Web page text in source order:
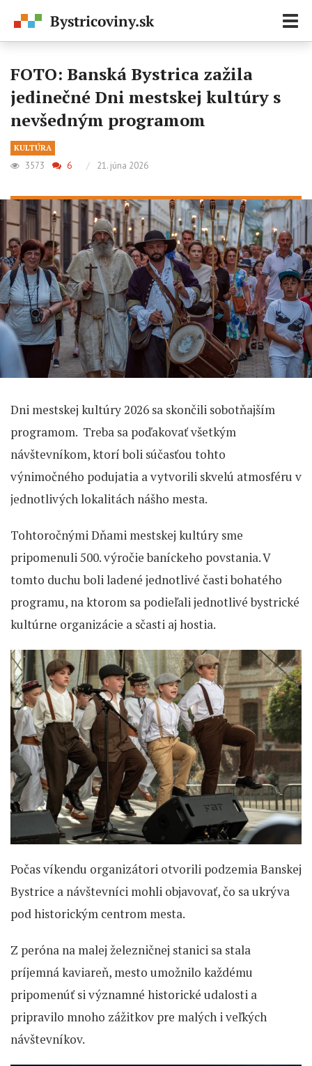
FOTO: Banská Bystrica zažila
jedinečné Dni mestskej kultúry s
nevšedným programom
KULTÚRA
3573 6 / 21. júna 2026
Dni mestskej kultúry 2026 sa skončili sobotňajším
programom. Treba sa poďakovať všetkým
návštevníkom, ktorí boli súčasťou tohto
výnimočného podujatia a vytvorili skvelú atmosféru v
jednotlivých lokalitách nášho mesta.
Tohtoročnými Dňami mestskej kultúry sme
pripomenuli 500. výročie baníckeho povstania. V
tomto duchu boli ladené jednotlivé časti bohatého
programu, na ktorom sa podieľali jednotlivé bystrické
kultúrne organizácie a sčasti aj hostia.
Počas víkendu organizátori otvorili podzemia Banskej
Bystrice a návštevníci mohli objavovať, čo sa ukrýva
pod historickým centrom mesta.
Z peróna na malej železničnej stanici sa stala
príjemná kaviareň, mesto umožnilo každému
pripomenúť si významné historické udalosti a
pripravilo mnoho zážitkov pre malých i veľkých
návštevníkov.